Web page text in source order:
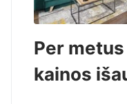
Per
kainos